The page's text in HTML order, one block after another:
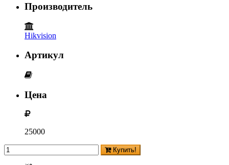
Производитель
Hikvision
Артикул
Цена
25000
Купить!